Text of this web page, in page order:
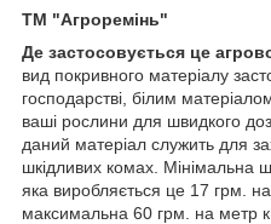
ТМ "Агроремінь"
Де застосовується це
вид покривного матеріалу
господарстві, білим
ваші рослини для швидкого
даний матеріал служить для
шкідливих комах. Мінімальна
яка виробляється це 17 грм.
максимальна 60 грм. на метр